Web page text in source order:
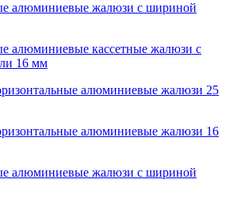
алюминиевые жалюзи с шириной
алюминиевые кассетные жалюзи с
16 мм
алюминиевые жалюзи 25
алюминиевые жалюзи 16
алюминиевые жалюзи с шириной